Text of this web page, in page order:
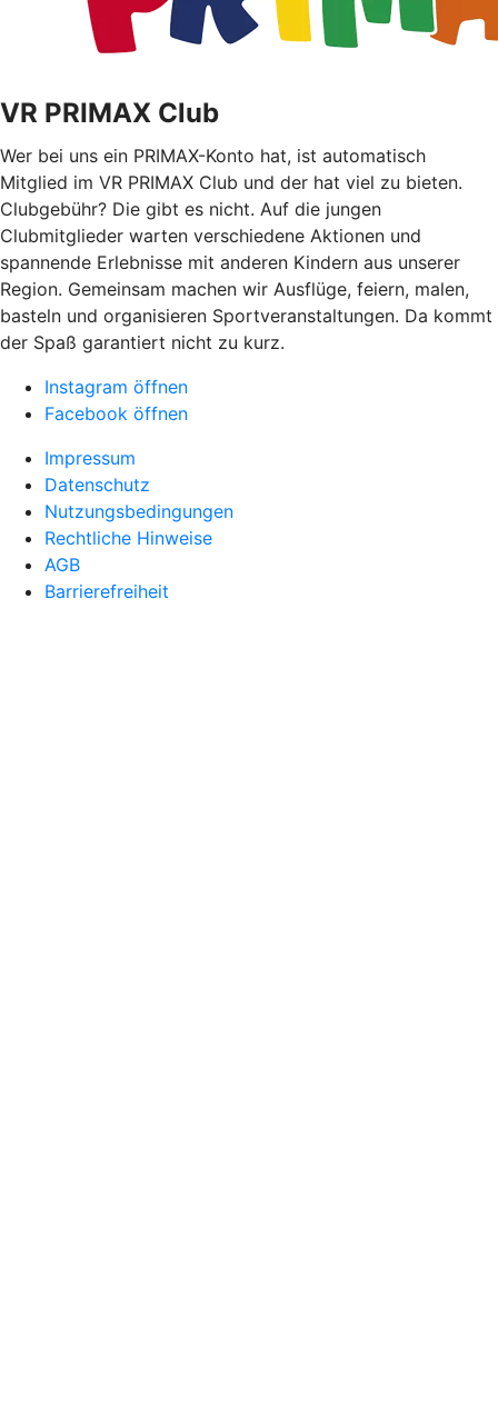
VR PRIMAX Club
Wer bei uns ein PRIMAX-Konto hat, ist automatisch
Mitglied im VR PRIMAX Club und der hat viel zu bieten.
Clubgebühr? Die gibt es nicht. Auf die jungen
Clubmitglieder warten verschiedene Aktionen und
spannende Erlebnisse mit anderen Kindern aus unserer
Region. Gemeinsam machen wir Ausflüge, feiern, malen,
basteln und organisieren Sportveranstaltungen. Da kommt
der Spaß garantiert nicht zu kurz.
Instagram öffnen
Facebook öffnen
Impressum
Datenschutz
Nutzungsbedingungen
Rechtliche Hinweise
AGB
Barrierefreiheit